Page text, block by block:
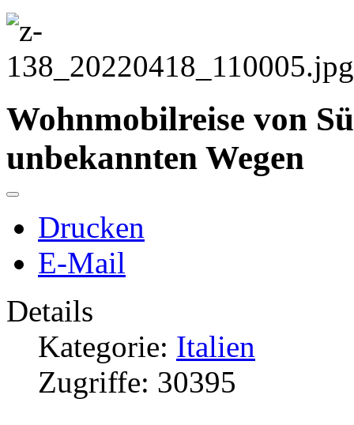
Wohnmobilreise von
unbekannten Wegen
Drucken
E-Mail
Details
Kategorie: Italien
Zugriffe: 30395